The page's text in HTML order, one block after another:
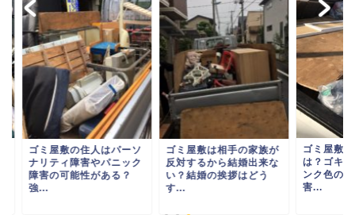
屋敷の住人はパーソ
ティ障害やパニック
の可能性がある？
ゴミ屋敷は相手の家族が
反対するから結婚出来な
い？結婚の挨拶はどう
ゴミ屋敷出る虫の種
は？ゴキブリ・ダニ
ンク色の虫等。健康